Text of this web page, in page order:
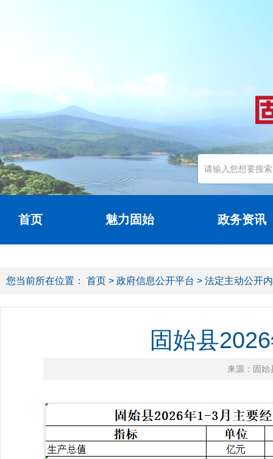
首页 魅力固始 政务资讯
您当前所在位置： 首页 > 政府信息公开平台 > 法定主动公开
固始县
来源：固始